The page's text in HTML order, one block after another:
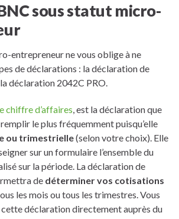
sous statut micro-
entrepreneur ne vous oblige à ne
de déclarations : la déclaration de
déclaration 2042C PRO.
chiffre d’affaires, est la déclaration que
le plus fréquemment puisqu’elle
ou trimestrielle(selon votre choix). Elle
sur un formulaire l’ensemble du
sur la période. La déclaration de
de déterminer vos cotisations
les mois ou tous les trimestres. Vous
déclaration directement auprès du